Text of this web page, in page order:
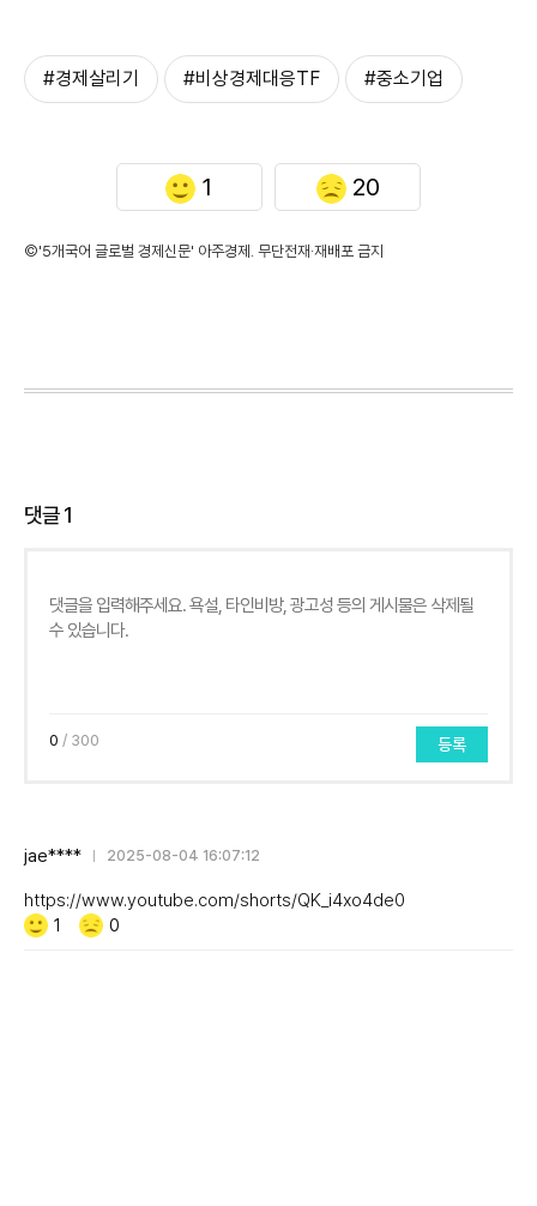
#경제살리기 #비상경제대응TF #중소기업
1 20
©'5개국어 글로벌 경제신문' 아주경제. 무단전재·재배포 금지
댓글1
0 / 300 등록
jae**** 2025-08-04 16:07:12
https://www.youtube.com/shorts/QK_i4xo4de0
Like/Dislike
공
1
비
0